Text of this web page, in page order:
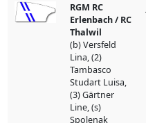
RGM RC
Erlenbach / RC
Thalwil
(b) Versfeld
Lina, (2)
Tambasco
Studart Luisa,
(3) Gärtner
Line, (s)
Spolenak